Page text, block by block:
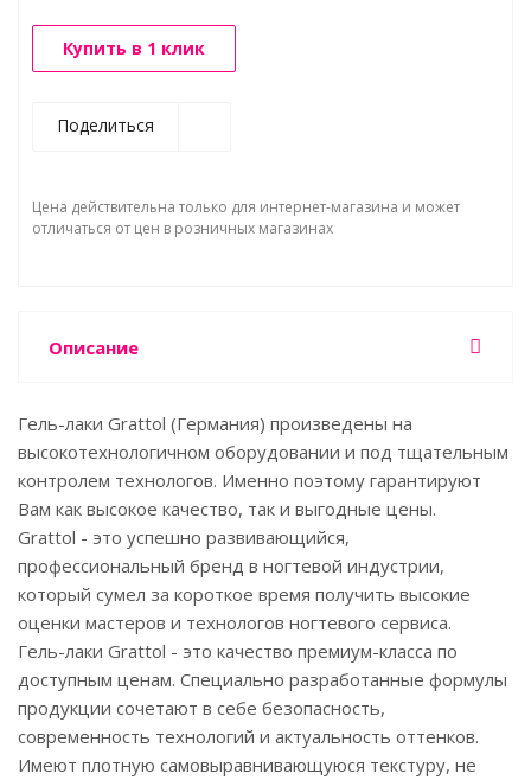
Купить в 1 клик
Поделиться
Цена действительна только для интернет-магазина и может
отличаться от цен в розничных магазинах
Описание
Гель-лаки Grattol (Германия) произведены на
высокотехнологичном оборудовании и под тщательным
контролем технологов. Именно поэтому гарантируют
Вам как высокое качество, так и выгодные цены.
Grattol - это успешно развивающийся,
профессиональный бренд в ногтевой индустрии,
который сумел за короткое время получить высокие
оценки мастеров и технологов ногтевого сервиса.
Гель-лаки Grattol - это качество премиум-класса по
доступным ценам. Специально разработанные формулы
продукции сочетают в себе безопасность,
современность технологий и актуальность оттенков.
Имеют плотную самовыравнивающуюся текстуру, не